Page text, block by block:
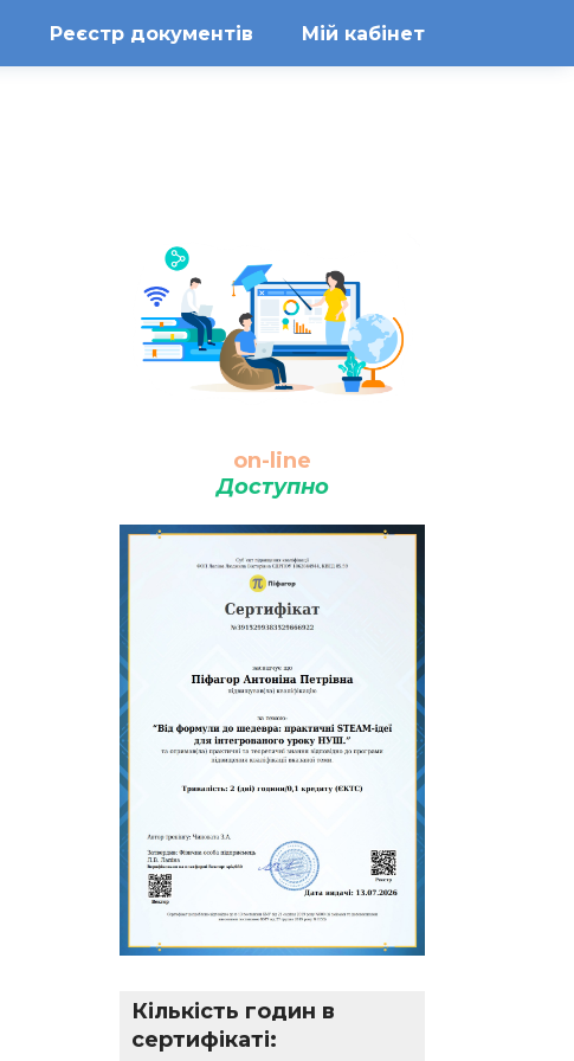
Реєстр документів Мій кабінет
on-line
Доступно
Кількість годин в
сертифікаті: